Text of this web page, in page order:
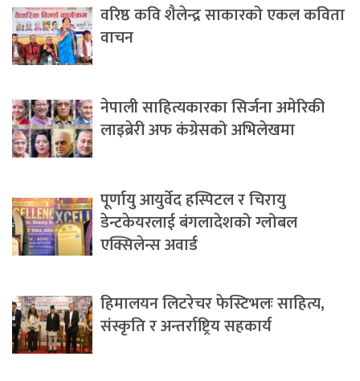
वरिष्ठ कवि शैलेन्द्र साकारको एकल कविता
वाचन
नेपाली साहित्यकारका सिर्जना अमेरिकी
लाइब्रेरी अफ कंग्रेसको अभिलेखमा
पूर्णायु आयुर्वेद हस्पिटल र चिरायु
डेन्टकेयरलाई बंगलादेशको ग्लोबल
एक्सिलेन्स अवार्ड
हिमालयन लिटरेचर फेस्टिभलः साहित्य,
संस्कृति र अन्तर्राष्ट्रिय सहकार्य